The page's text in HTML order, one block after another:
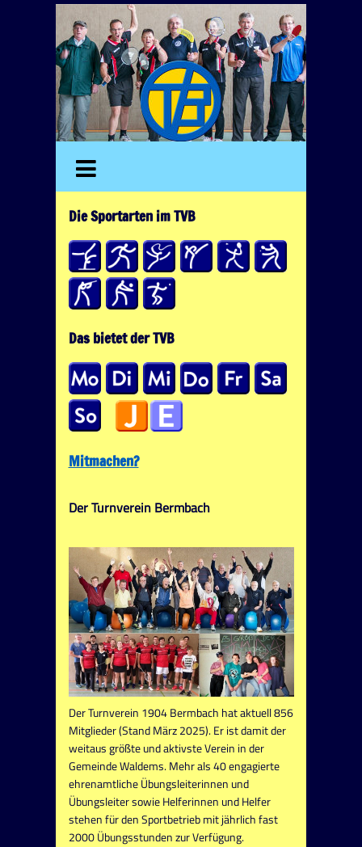
Die Sportarten im TVB
Das bietet der TVB
Mitmachen?
Der Turnverein Bermbach
Der Turnverein 1904 Bermbach hat aktuell 856
Mitglieder (Stand März 2025). Er ist damit der
weitaus größte und aktivste Verein in der
Gemeinde Waldems. Mehr als 40 engagierte
ehrenamtliche Übungsleiterinnen und
Übungsleiter sowie Helferinnen und Helfer
stehen für den Sportbetrieb mit jährlich fast
2000 Übungsstunden zur Verfügung.